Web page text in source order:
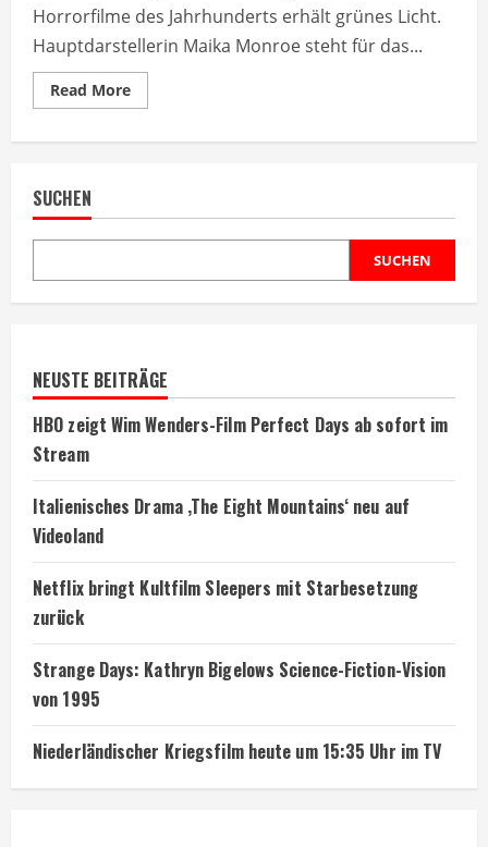
Horrorfilme des Jahrhunderts erhält grünes Licht.
Hauptdarstellerin Maika Monroe steht für das...
Read MoreRead
more
SUCHEN
SUCHEN
NEUSTE BEITRÄGE
HBO zeigt Wim Wenders-Film Perfect Days ab sofort im
Stream
Italienisches Drama ‚The Eight Mountains‘ neu auf
Videoland
Netflix bringt Kultfilm Sleepers mit Starbesetzung
zurück
Strange Days: Kathryn Bigelows Science-Fiction-Vision
von 1995
Niederländischer Kriegsfilm heute um 15:35 Uhr im TV